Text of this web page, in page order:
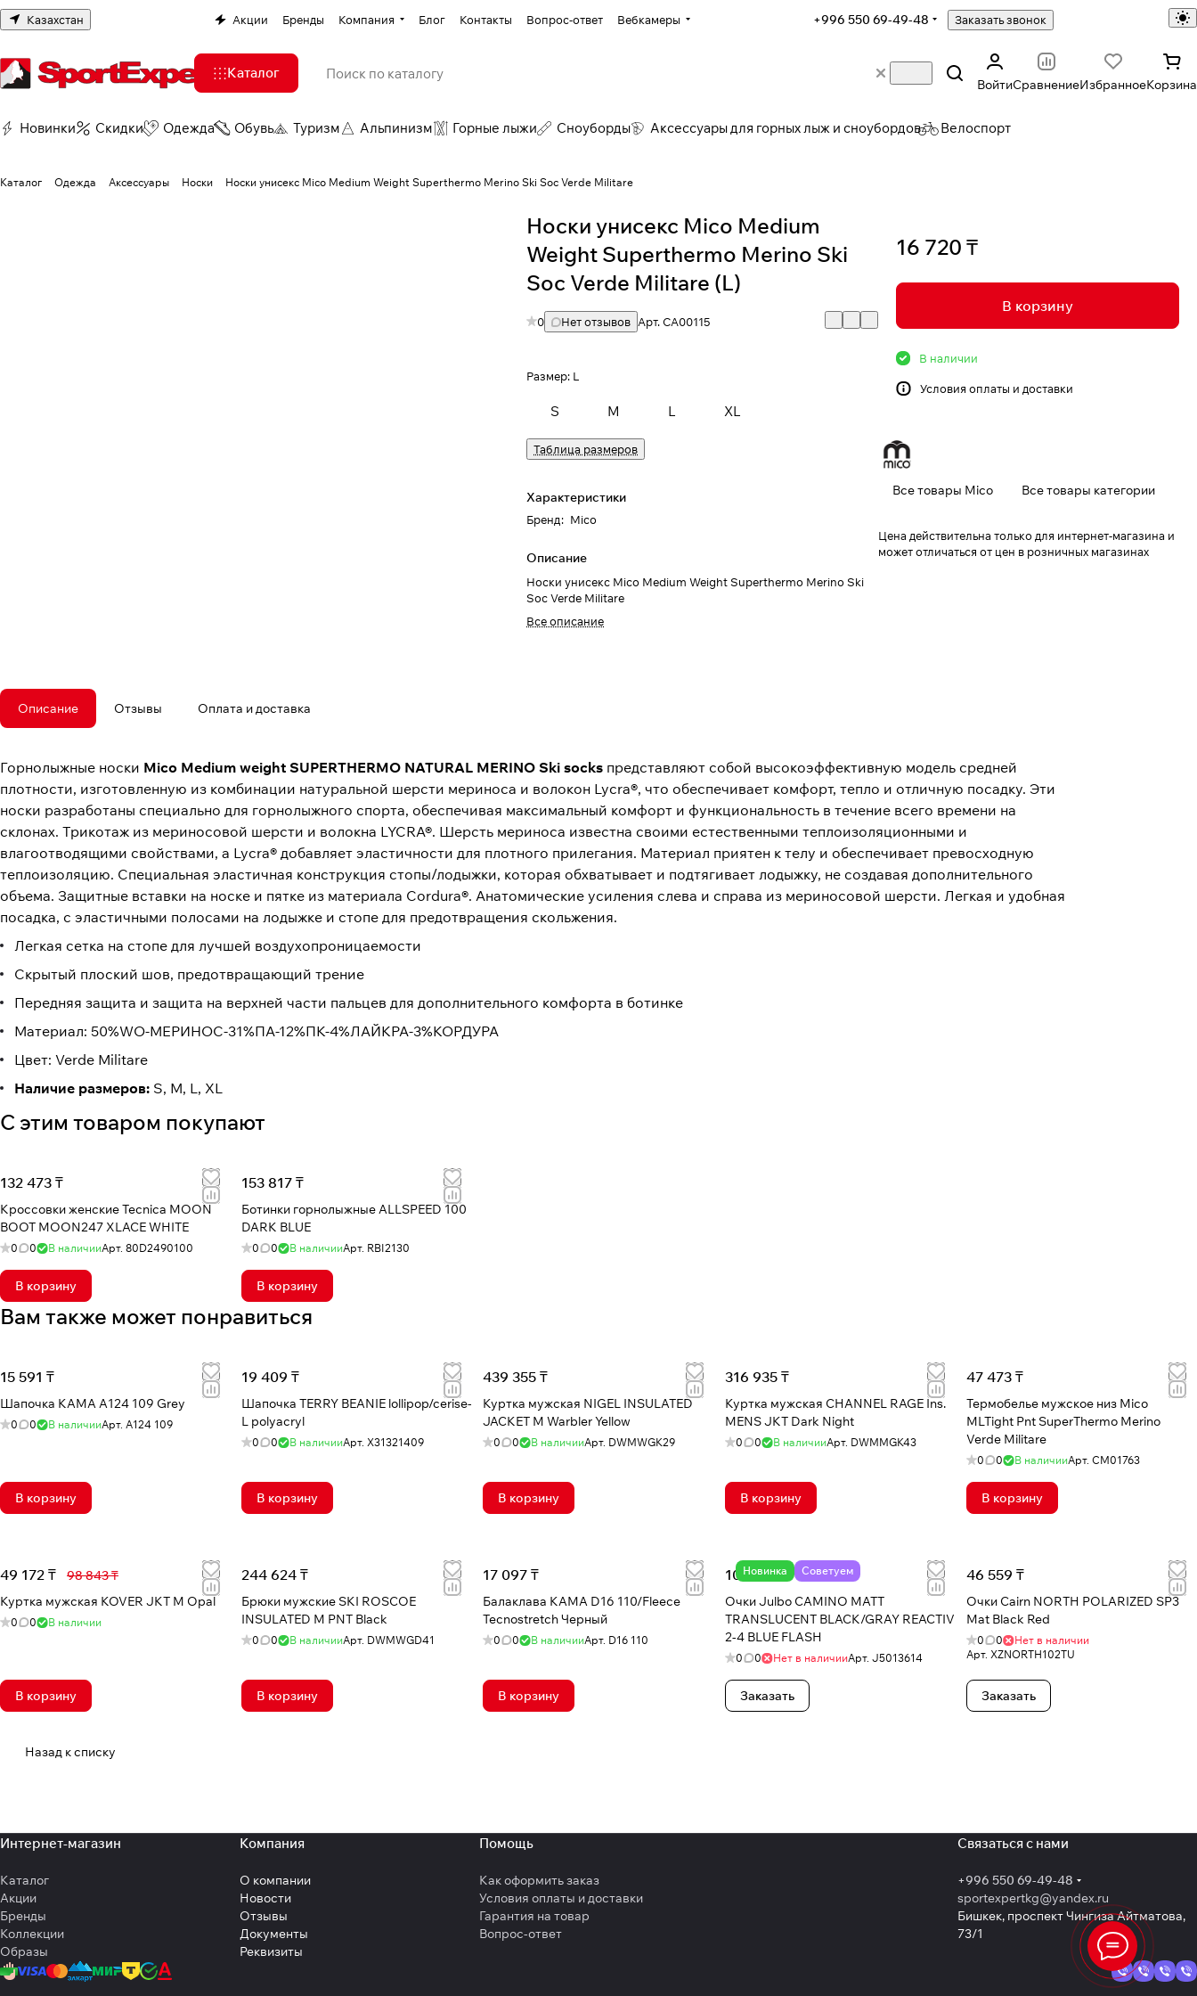
Казахстан Акции Бренды Компания Блог Контакты Вопрос-ответ Вебкамеры +996 550 69-49-48 Заказать звонок
Каталог
ВойтиСравнениеИзбранноеКорзина
Новинки Скидки Одежда Обувь Туризм Альпинизм Горные лыжи Сноуборды Аксессуары для горных лыж и сноубордов Велоспорт
Каталог Одежда Аксессуары Носки Носки унисекс Mico Medium Weight Superthermo Merino Ski Soc Verde Militare
Носки унисекс Mico Medium
Weight Superthermo Merino Ski
Soc Verde Militare (L)
0 Нет отзывов Арт.CA00115
Размер: L
S M L XL
Таблица размеров
Характеристики
Бренд: Mico
Описание
Носки унисекс Mico Medium Weight Superthermo Merino Ski
Soc Verde Militare
Все описание
16 720 ₸
В корзину
В наличии
Условия оплаты и доставки
Все товары Mico Все товары категории
Цена действительна только для интернет-магазина и
может отличаться от цен в розничных магазинах
Описание Отзывы Оплата и доставка
Горнолыжные носки Mico Medium weight SUPERTHERMO NATURAL MERINO Ski socks представляют собой высокоэффективную модель средней
плотности, изготовленную из комбинации натуральной шерсти мериноса и волокон Lycra®, что обеспечивает комфорт, тепло и отличную посадку. Эти
носки разработаны специально для горнолыжного спорта, обеспечивая максимальный комфорт и функциональность в течение всего времени на
склонах. Трикотаж из мериносовой шерсти и волокна LYCRA®. Шерсть мериноса известна своими естественными теплоизоляционными и
влагоотводящими свойствами, а Lycra® добавляет эластичности для плотного прилегания. Материал приятен к телу и обеспечивает превосходную
теплоизоляцию. Специальная эластичная конструкция стопы/лодыжки, которая обхватывает и подтягивает лодыжку, не создавая дополнительного
объема. Защитные вставки на носке и пятке из материала Cordura®. Анатомические усиления слева и справа из мериносовой шерсти. Легкая и удобная
посадка, с эластичными полосами на лодыжке и стопе для предотвращения скольжения.
Легкая сетка на стопе для лучшей воздухопроницаемости
Скрытый плоский шов, предотвращающий трение
Передняя защита и защита на верхней части пальцев для дополнительного комфорта в ботинке
Материал: 50%WO-МЕРИНОС-31%ПА-12%ПК-4%ЛАЙКРА-3%КОРДУРА
Цвет: Verde Militare
Наличие размеров: S, M, L, XL
С этим товаром покупают
132 473 ₸
Кроссовки женские Tecnica MOON
BOOT MOON247 XLACE WHITE
0 0 В наличииАрт. 80D2490100
В корзину
153 817 ₸
Ботинки горнолыжные ALLSPEED 100
DARK BLUE
0 0 В наличииАрт. RBI2130
В корзину
Вам также может понравиться
15 591 ₸
Шапочка КАМА A124 109 Grey
0 0 В наличииАрт. A124 109
В корзину
19 409 ₸
Шапочка TERRY BEANIE lollipop/cerise-
L polyacryl
0 0 В наличииАрт.X31321409
В корзину
439 355 ₸
Куртка мужская NIGEL INSULATED
JACKET M Warbler Yellow
0 0 В наличииАрт. DWMWGK29
В корзину
316 935 ₸
Куртка мужская CHANNEL RAGE Ins.
MENS JKT Dark Night
0 0 В наличииАрт. DWMMGK43
В корзину
47 473 ₸
Термобелье мужское низ Mico
MLTight Pnt SuperThermo Merino
Verde Militare
0 0 В наличииАрт. CM01763
В корзину
49 172 ₸
98 843 ₸
Куртка мужская KOVER JKT M Opal
0 0 В наличии
В корзину
244 624 ₸
Брюки мужские SKI ROSCOE
INSULATED M PNT Black
0 0 В наличииАрт. DWMWGD41
В корзину
17 097 ₸
Балаклава КАМА D16 110/Fleece
Tecnostretch Черный
0 0 В наличииАрт. D16 110
В корзину
Новинка Советуем
100 860 ₸
Очки Julbo CAMINO MATT
TRANSLUCENT BLACK/GRAY REACTIV
2-4 BLUE FLASH
0 0 Нет в наличииАрт. J5013614
Заказать
46 559 ₸
Очки Cairn NORTH POLARIZED SP3
Mat Black Red
0 0
Нет в наличии
Арт. XZNORTH102TU
Заказать
Назад к списку
Интернет-магазин
Каталог
Акции
Бренды
Коллекции
Образы
Компания
О компании
Новости
Отзывы
Документы
Реквизиты
Помощь
Как оформить заказ
Условия оплаты и доставки
Гарантия на товар
Вопрос-ответ
Связаться с нами
+996 550 69-49-48
sportexpertkg@yandex.ru
Бишкек, проспект Чингиза Айтматова,
73/1